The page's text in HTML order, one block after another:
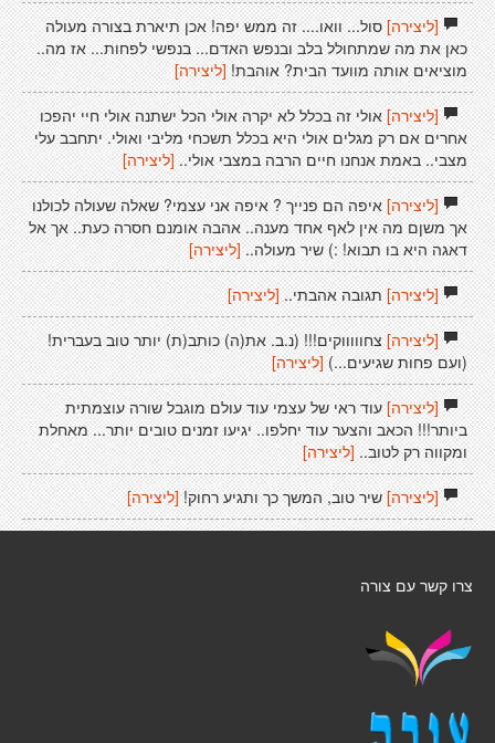
[ליצירה]סול... וואו.... זה ממש יפה! אכן תיארת בצורה מעולה
כאן את מה שמתחולל בלב ובנפש האדם... בנפשי לפחות... אז מה..
מוציאים אותה מוועד הבית? אוהבת! [ליצירה]
[ליצירה]אולי זה בכלל לא יקרה אולי הכל ישתנה אולי חיי יהפכו
אחרים אם רק מגלים אולי היא בכלל תשכחי מליבי ואולי. יתחבב עלי
מצבי.. באמת אנחנו חיים הרבה במצבי אולי..[ליצירה]
[ליצירה]איפה הם פנייך ? איפה אני עצמי? שאלה שעולה לכולנו
אך משןם מה אין לאף אחד מענה.. אהבה אומנם חסרה כעת.. אך אל
דאגה היא בו תבוא! :) שיר מעולה.. [ליצירה]
[ליצירה]תגובה אהבתי.. [ליצירה]
[ליצירה]צחוווווקים!!! (נ.ב. את(ה) כותב(ת) יותר טוב בעברית!
(ועם פחות שגיעים...) [ליצירה]
[ליצירה]עוד ראי של עצמי עוד עולם מוגבל שורה עוצמתית
ביותר!!! הכאב והצער עוד יחלפו.. יגיעו זמנים טובים יותר... מאחלת
ומקווה רק לטוב.. [ליצירה]
[ליצירה]שיר טוב, המשך כך ותגיע רחוק! [ליצירה]
צרו קשר עם צורה